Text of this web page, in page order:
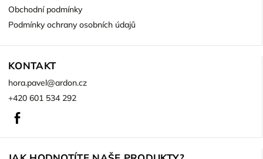
Obchodní podmínky
Podmínky ochrany osobních údajů
KONTAKT
hora.pavel@ardon.cz
+420 601 534 292